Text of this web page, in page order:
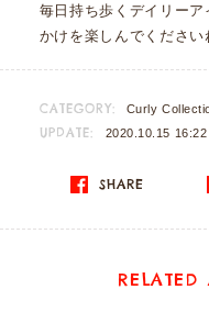
毎日持ち歩くデイリー
かけを楽しんでください
CATEGORY: Curly
UPDATE: 2020.10.15 16:22
SHARE
RELATED